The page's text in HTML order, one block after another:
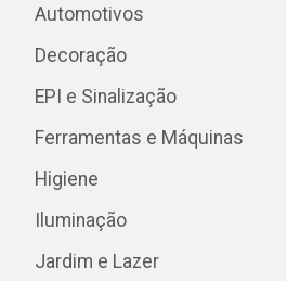
Automotivos
Decoração
EPI e Sinalização
Ferramentas e Máquinas
Higiene
Iluminação
Jardim e Lazer